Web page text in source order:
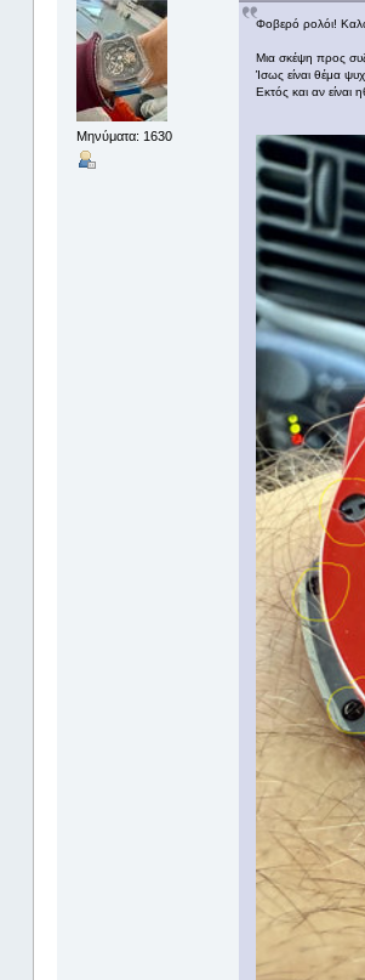
Μηνύματα: 1630
Φοβερό ρολόι!
Μια σκέψη προς
Ίσως είναι θέμα
Εκτός και αν είναι